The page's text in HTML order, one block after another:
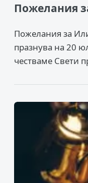
Пожелания
Пожелания за
празнува на 20
честваме Свети